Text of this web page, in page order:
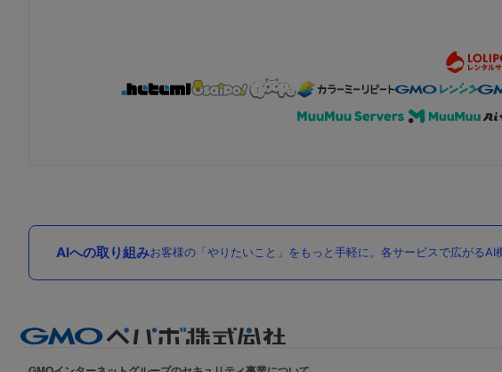
AIへの取り組みお客様の「やりたいこと」をもっと手軽に。各サービスで広がるAI